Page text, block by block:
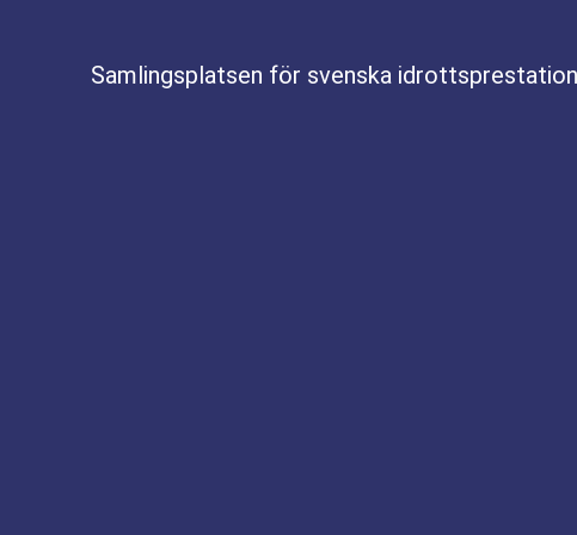
Samlingsplatsen för svenska